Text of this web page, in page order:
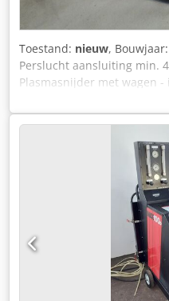
Toestand: nieuw, Bouwjaar:
Perslucht aansluiting min.
Plasmasnijder met wagen